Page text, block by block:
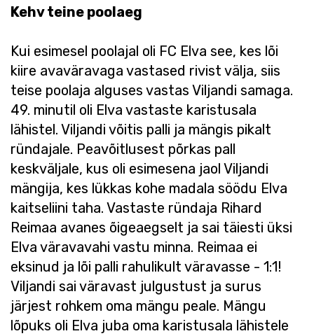
Kehv teine poolaeg
Kui esimesel poolajal oli FC Elva see, kes lõi
kiire avaväravaga vastased rivist välja, siis
teise poolaja alguses vastas Viljandi samaga.
49. minutil oli Elva vastaste karistusala
lähistel. Viljandi võitis palli ja mängis pikalt
ründajale. Peavõitlusest põrkas pall
keskväljale, kus oli esimesena jaol Viljandi
mängija, kes lükkas kohe madala söödu Elva
kaitseliini taha. Vastaste ründaja Rihard
Reimaa avanes õigeaegselt ja sai täiesti üksi
Elva väravavahi vastu minna. Reimaa ei
eksinud ja lõi palli rahulikult väravasse - 1:1!
Viljandi sai väravast julgustust ja surus
järjest rohkem oma mängu peale. Mängu
lõpuks oli Elva juba oma karistusala lähistele